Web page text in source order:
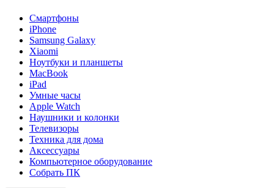
Смартфоны
iPhone
Samsung Galaxy
Xiaomi
Ноутбуки и планшеты
MacBook
iPad
Умные часы
Apple Watch
Наушники и колонки
Телевизоры
Техника для дома
Аксессуары
Компьютерное оборудование
Собрать ПК